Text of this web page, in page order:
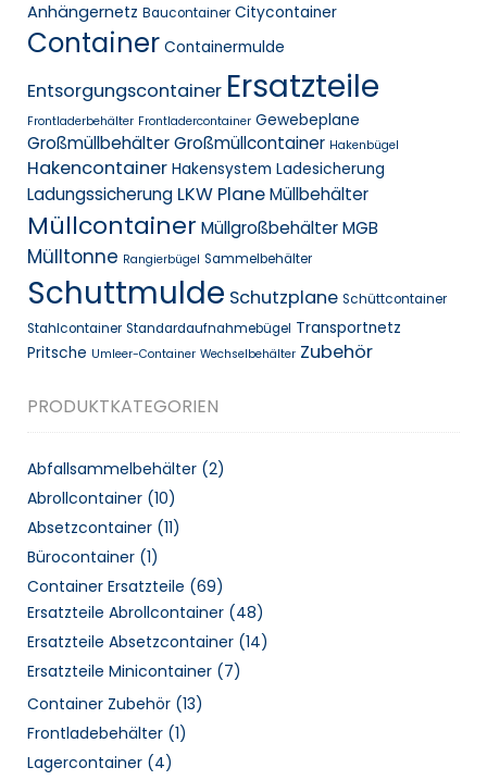
Anhängernetz Baucontainer Citycontainer
Container Containermulde
Entsorgungscontainer Ersatzteile
Frontladerbehälter Frontladercontainer Gewebeplane
GroßmüllbehälterGroßmüllcontainer Hakenbügel
Hakencontainer Hakensystem Ladesicherung
Ladungssicherung LKW PlaneMüllbehälter
Müllcontainer Müllgroßbehälter MGB
Mülltonne Rangierbügel Sammelbehälter
Schuttmulde Schutzplane Schüttcontainer
Stahlcontainer Standardaufnahmebügel Transportnetz
Pritsche Umleer-Container Wechselbehälter Zubehör
PRODUKTKATEGORIEN
Abfallsammelbehälter (2)
Abrollcontainer (10)
Absetzcontainer (11)
Bürocontainer (1)
Container Ersatzteile (69)
Ersatzteile Abrollcontainer (48)
Ersatzteile Absetzcontainer (14)
Ersatzteile Minicontainer (7)
Container Zubehör (13)
Frontladebehälter (1)
Lagercontainer (4)